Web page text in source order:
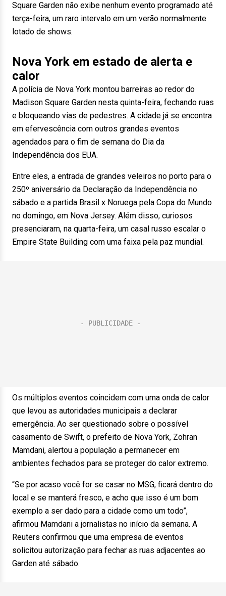
Square Garden não exibe nenhum evento programado até
terça-feira, um raro intervalo em um verão normalmente
lotado de shows.
Nova York em estado de alerta e
calor
A polícia de Nova York montou barreiras ao redor do
Madison Square Garden nesta quinta-feira, fechando ruas
e bloqueando vias de pedestres. A cidade já se encontra
em efervescência com outros grandes eventos
agendados para o fim de semana do Dia da
Independência dos EUA.
Entre eles, a entrada de grandes veleiros no porto para o
250º aniversário da Declaração da Independência no
sábado e a partida Brasil x Noruega pela Copa do Mundo
no domingo, em Nova Jersey. Além disso, curiosos
presenciaram, na quarta-feira, um casal russo escalar o
Empire State Building com uma faixa pela paz mundial.
Os múltiplos eventos coincidem com uma onda de calor
que levou as autoridades municipais a declarar
emergência. Ao ser questionado sobre o possível
casamento de Swift, o prefeito de Nova York, Zohran
Mamdani, alertou a população a permanecer em
ambientes fechados para se proteger do calor extremo.
“Se por acaso você for se casar no MSG, ficará dentro do
local e se manterá fresco, e acho que isso é um bom
exemplo a ser dado para a cidade como um todo”,
afirmou Mamdani a jornalistas no início da semana. A
Reuters confirmou que uma empresa de eventos
solicitou autorização para fechar as ruas adjacentes ao
Garden até sábado.